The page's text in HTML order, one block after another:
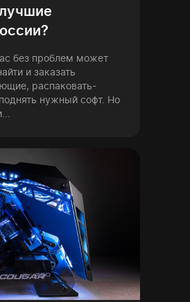
без проблем может
и заказать
распаковать-
нужный софт. Но